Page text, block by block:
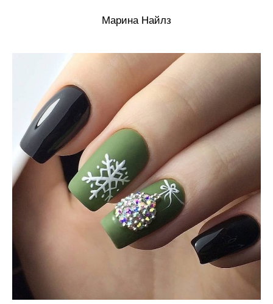
Марина Найлз